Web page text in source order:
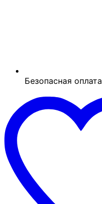
Безопасная оплата